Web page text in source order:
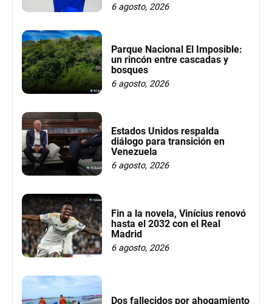
6 agosto, 2026
Parque Nacional El Imposible:
un rincón entre cascadas y
bosques
6 agosto, 2026
Estados Unidos respalda
diálogo para transición en
Venezuela
6 agosto, 2026
Fin a la novela, Vinícius renovó
hasta el 2032 con el Real
Madrid
6 agosto, 2026
Dos fallecidos por ahogamiento